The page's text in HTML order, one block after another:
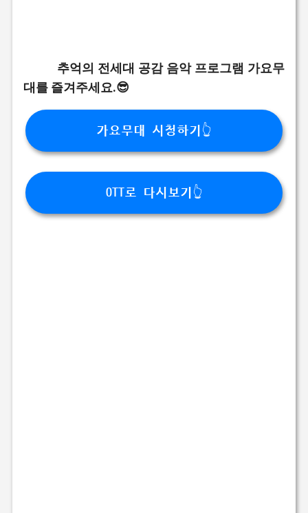
추억의 전세대 공감 음악 프로그램 가요무
대를 즐겨주세요.😎
가요무대 시청하기👆
OTT로 다시보기👆